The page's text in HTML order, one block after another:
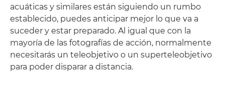
acuáticas y similares están siguiendo un rumbo
establecido, puedes anticipar mejor lo que va a
suceder y estar preparado. Al igual que con la
mayoría de las fotografías de acción, normalmente
necesitarás un teleobjetivo o un superteleobjetivo
para poder disparar a distancia.